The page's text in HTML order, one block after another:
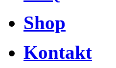
Shop
Kontakt